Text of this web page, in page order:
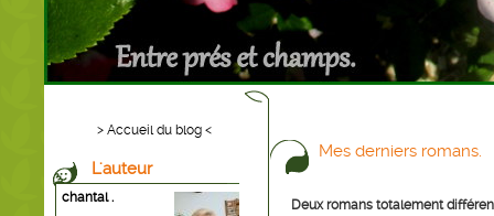
> Accueil du blog <
L'auteur
chantal .
Mes derniers romans.
Deux romans totalement